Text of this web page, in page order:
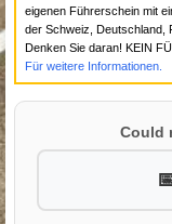
eigenen Führerschein mit
der Schweiz, Deutschland,
Denken Sie daran! KEIN
Für weitere Informationen.
Could